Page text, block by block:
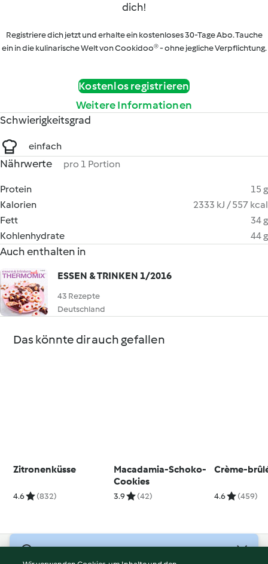
dich!
Registriere dich jetzt und erhalte ein kostenloses 30-Tage Abo. Tauche
ein in die kulinarische Welt von Cookidoo® - ohne jegliche Verpflichtung.
Kostenlos registrieren
Weitere Informationen
Schwierigkeitsgrad
einfach
Nährwerte pro 1 Portion
Protein
15 g
Kalorien
2333 kJ / 557 kcal
Fett
34 g
Kohlenhydrate
44 g
Auch enthalten in
ESSEN & TRINKEN 1/2016
43 Rezepte
Deutschland
Das könnte dir auch gefallen
Zitronenküsse
4.6 (832)
Macadamia-Schoko-
Cookies
3.9 (42)
Crème-
4.6 (459)